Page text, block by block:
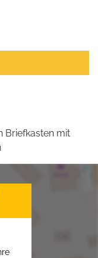
Briefkasten mit